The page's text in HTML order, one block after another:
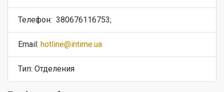
Телефон: 380676116753;
Email: hotline@intime.ua
Тип: Отделения